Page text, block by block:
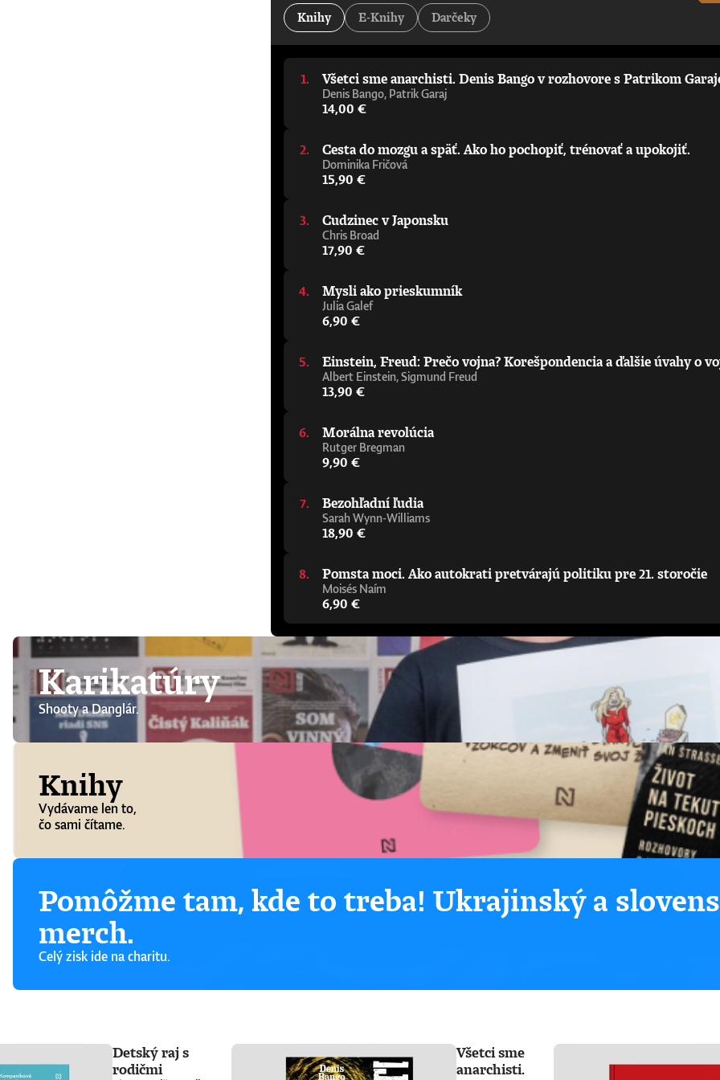
Knihy E-Knihy Darčeky
Všetci sme anarchisti. Denis Bango v rozhovore s Patrikom
Denis Bango, Patrik Garaj
14,00 €
Cesta do mozgu a späť. Ako ho pochopiť, trénovať a upokojiť.
Dominika Fričová
15,90 €
Cudzinec v Japonsku
Chris Broad
17,90 €
Mysli ako prieskumník
Julia Galef
6,90 €
Einstein, Freud: Prečo vojna? Korešpondencia a ďalšie úvahy o
Albert Einstein, Sigmund Freud
13,90 €
Morálna revolúcia
Rutger Bregman
9,90 €
Bezohľadní ľudia
Sarah Wynn-Williams
18,90 €
Pomsta moci. Ako autokrati pretvárajú politiku pre 21. storočie
Moisés Naím
6,90 €
Karikatúry
Shooty a Danglár.
Knihy
Vydávame len to,
čo sami čítame.
Pomôžme tam, kde to treba! Ukrajinský a
merch.
Celý zisk ide na charitu.
Detský raj s
rodičmi
Všetci sme
anarchisti.